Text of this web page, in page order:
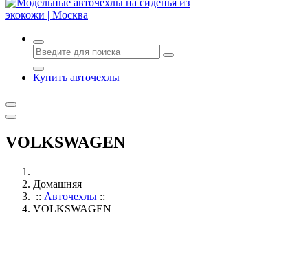
Авточехлы с доставкой и установкой в Москве
Купить авточехлы
VOLKSWAGEN
Домашняя
:: Авточехлы ::
VOLKSWAGEN